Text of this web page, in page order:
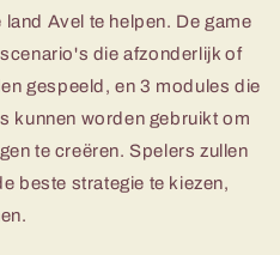
Avel te helpen. De game
die afzonderlijk of
gespeeld, en 3 modules die
kunnen worden gebruikt om
te creëren. Spelers zullen
beste strategie te kiezen,